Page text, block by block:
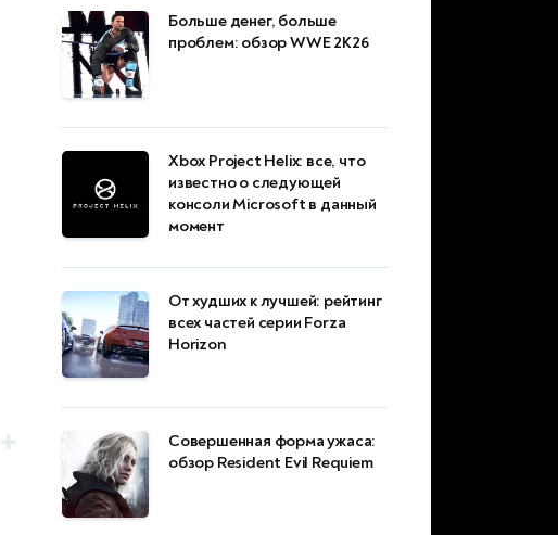
Больше денег, больше
проблем: обзор WWE 2K26
Xbox Project Helix: все, что
известно о следующей
консоли Microsoft в данный
момент
От худших к лучшей: рейтинг
всех частей серии Forza
Horizon
Совершенная форма ужаса:
обзор Resident Evil Requiem